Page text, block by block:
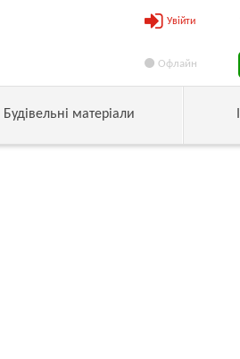
Увійти
Офлайн
Будівельні матеріали